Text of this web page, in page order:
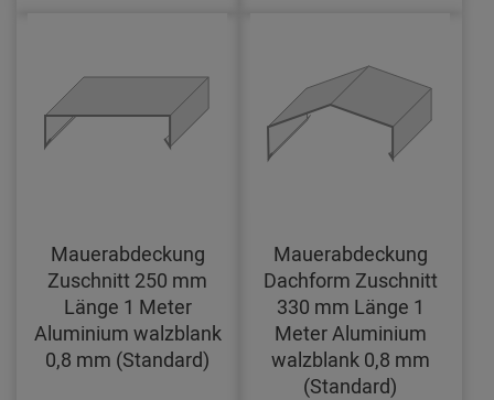
Mauerabdeckung
Zuschnitt 250 mm
Länge 1 Meter
Aluminium walzblank
0,8 mm (Standard)
Mauerabdeckung
Dachform Zuschnitt
330 mm Länge 1
Meter Aluminium
walzblank 0,8 mm
(Standard)